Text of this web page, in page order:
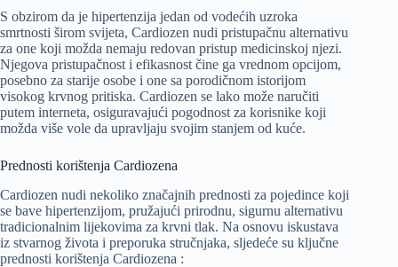
S obzirom da je hipertenzija jedan od vodećih uzroka
smrtnosti širom svijeta, Cardiozen nudi pristupačnu alternativu
za one koji možda nemaju redovan pristup medicinskoj njezi.
Njegova pristupačnost i efikasnost čine ga vrednom opcijom,
posebno za starije osobe i one sa porodičnom istorijom
visokog krvnog pritiska. Cardiozen se lako može naručiti
putem interneta, osiguravajući pogodnost za korisnike koji
možda više vole da upravljaju svojim stanjem od kuće.
Prednosti korištenja Cardiozena
Cardiozen nudi nekoliko značajnih prednosti za pojedince koji
se bave hipertenzijom, pružajući prirodnu, sigurnu alternativu
tradicionalnim lijekovima za krvni tlak. Na osnovu iskustava
iz stvarnog života i preporuka stručnjaka, sljedeće su ključne
prednosti korištenja Cardiozena :